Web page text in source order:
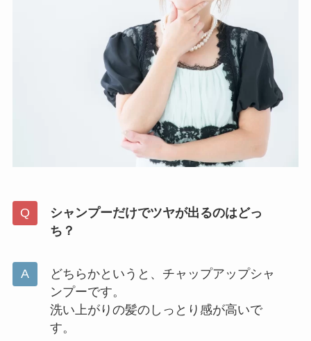
シャンプーだけでツヤが出るのはどっ
ち？
どちらかというと、チャップアップシャ
ンプーです。
洗い上がりの髪のしっとり感が高いで
す。